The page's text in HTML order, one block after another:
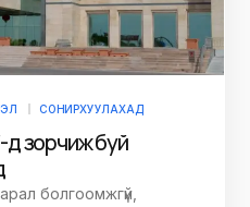
СОНИРХУУЛАХАД
д зорчиж буй
болгоомжгүй,